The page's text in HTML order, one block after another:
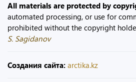
All materials are protected by
automated processing, or use for
prohibited without the copyright
S. Sagidanov
Создания сайта: arctika.kz